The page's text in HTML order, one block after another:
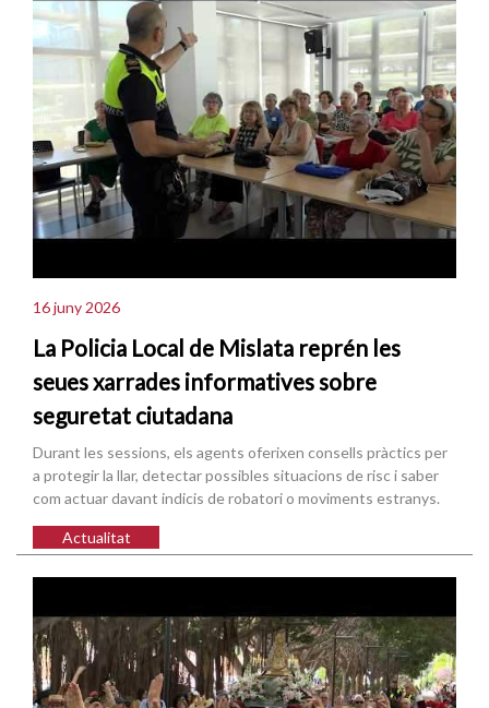
16 juny 2026
La Policia Local de Mislata reprén les
seues xarrades informatives sobre
seguretat ciutadana
Durant les sessions, els agents oferixen consells pràctics per
a protegir la llar, detectar possibles situacions de risc i saber
com actuar davant indicis de robatori o moviments estranys.
Actualitat